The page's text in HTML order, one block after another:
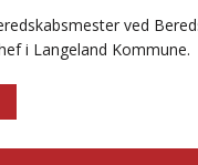
ved
i Langeland Kommune.